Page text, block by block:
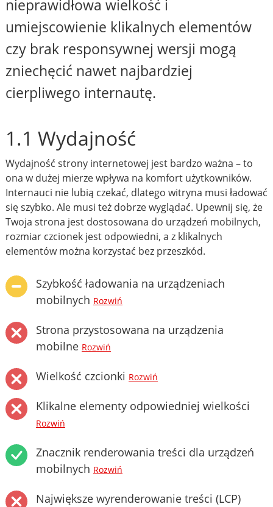
nieprawidłowa wielkość i
umiejscowienie klikalnych elementów
czy brak responsywnej wersji mogą
zniechęcić nawet najbardziej
cierpliwego internautę.
1.1 Wydajność
Wydajność strony internetowej jest bardzo ważna – to
ona w dużej mierze wpływa na komfort użytkowników.
Internauci nie lubią czekać, dlatego witryna musi ładować
się szybko. Ale musi też dobrze wyglądać. Upewnij się, że
Twoja strona jest dostosowana do urządzeń mobilnych,
rozmiar czcionek jest odpowiedni, a z klikalnych
elementów można korzystać bez przeszkód.
Szybkość ładowania na urządzeniach
mobilnych Rozwiń
Strona przystosowana na urządzenia
mobilne Rozwiń
Wielkość czcionki Rozwiń
Klikalne elementy odpowiedniej wielkości
Rozwiń
Znacznik renderowania treści dla urządzeń
mobilnych Rozwiń
Największe wyrenderowanie treści (LCP)